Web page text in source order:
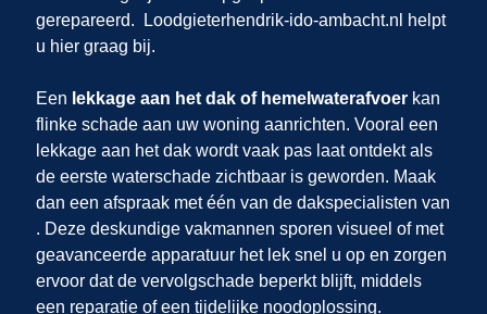
gerepareerd.
Loodgieterhendrik-ido-ambacht.nl helpt
u hier graag bij.
Een lekkage aan het dak of hemelwaterafvoerkan
flinke schade aan uw woning aanrichten. Vooral een
lekkage aan het dak wordt vaak pas laat ontdekt als
de eerste waterschade zichtbaar is geworden. Maak
dan een afspraak met één van de dakspecialisten van
. Deze deskundige vakmannen sporen visueel of met
geavanceerde apparatuur het lek snel u op en zorgen
ervoor dat de vervolgschade beperkt blijft, middels
een reparatie of een tijdelijke noodoplossing.